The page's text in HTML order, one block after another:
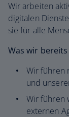
Wir arbeiten
digitalen
sie für alle
Was wir
Wir führen
und
Wir führen
externen